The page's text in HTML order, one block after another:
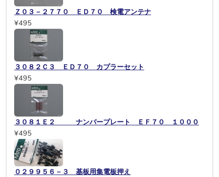
Ｚ０３－２７７０ ＥＤ７０ 検電アンテナ
¥495
３０８２Ｃ３ ＥＤ７０ カプラーセット
¥495
３０８１Ｅ２ ナンバープレート ＥＦ７０ １０００
¥495
０２９９５６－３ 基板用集電板押え